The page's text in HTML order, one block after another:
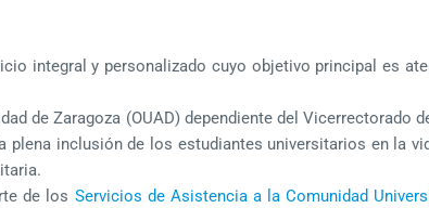
integral y personalizado cuyo objetivo principal es
de Zaragoza (OUAD) dependiente del
plena inclusión de los estudiantes universitarios en la
de los Servicios de Asistencia a la Comunidad